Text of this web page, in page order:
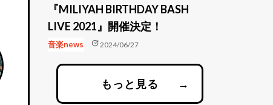
『MILIYAH BIRTHDAY BASH
LIVE 2021』開催決定！
音楽news update2024/06/27
もっと見る →